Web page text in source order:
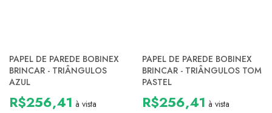
PAPEL DE PAREDE BOBINEX
BRINCAR - TRIÂNGULOS
AZUL
R$256,41 à vista
PAPEL DE PAREDE BOBINEX
BRINCAR - TRIÂNGULOS TOM
PASTEL
R$256,41 à vista